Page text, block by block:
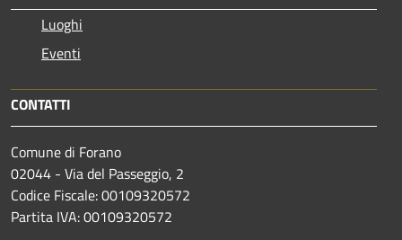
Luoghi
Eventi
CONTATTI
Comune di Forano
02044 - Via del Passeggio, 2
Codice Fiscale: 00109320572
Partita IVA: 00109320572